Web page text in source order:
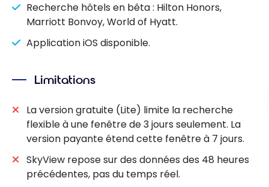
Recherche hôtels en bêta : Hilton Honors,
Marriott Bonvoy, World of Hyatt.
Application iOS disponible.
Limitations
La version gratuite (Lite) limite la recherche
flexible à une fenêtre de 3 jours seulement. La
version payante étend cette fenêtre à 7 jours.
SkyView repose sur des données des 48 heures
précédentes, pas du temps réel.